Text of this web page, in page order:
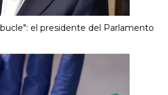
el presidente del Parlamento